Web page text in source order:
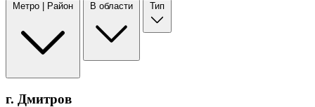
Метро | Район В области Тип
г. Дмитров